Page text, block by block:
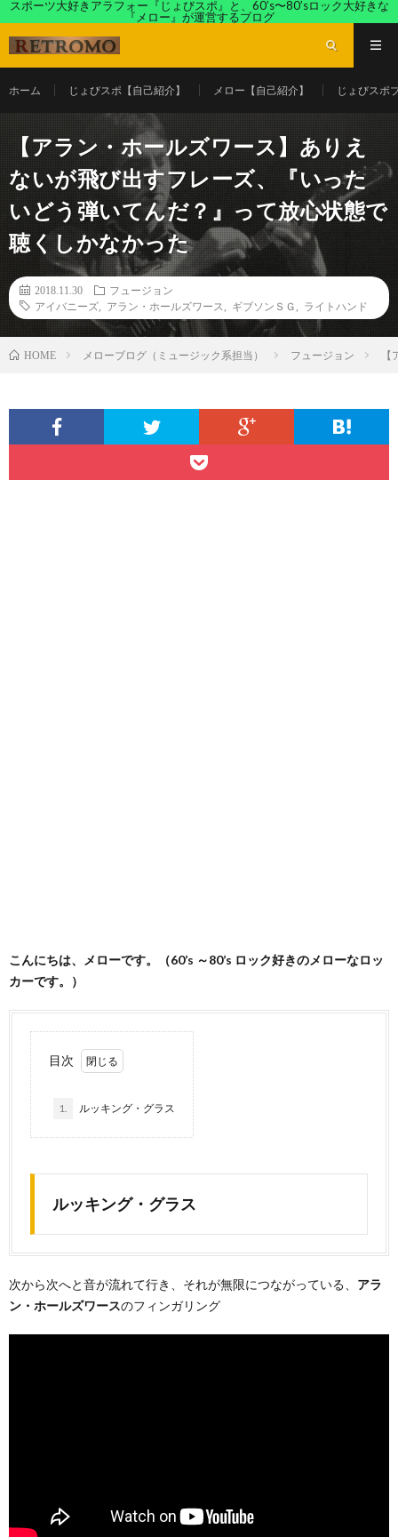
スポーツ大好きアラフォー『じょびスポ』と、60’s〜80’sロック大好きな
『メロー』が運営するブログ
ホーム じょびスポ【自己紹介】 メロー【自己紹介】 じょびスポ
【アラン・ホールズワース】ありえ
ないが飛び出すフレーズ、『いった
いどう弾いてんだ？』って放心状態で
聴くしかなかった
2018.11.30
フュージョン
アイバニーズ
アラン・ホールズワース ギブソンＳＧ ライトハンド
HOME メローブログ（ミュージック系担当） フュージョン
こんにちは、メローです。
（60’s ～80’s ロック好きのメローなロッ
カーです。）
目次
1. ルッキング・グラス
ルッキング・グラス
次から次へと音が流れて行き、それが無限につながっている、 アラ
ン・ホールズワースのフィンガリング